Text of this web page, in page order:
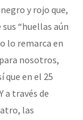
y rojo que,
“huellas aún
lo remarca en
nosotros,
en el 25
a través de
las